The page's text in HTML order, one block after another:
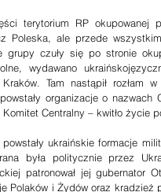
RP okupowanej
Poleska, ale przede
czuły się po stronie
wydawano
Tam nastąpił rozłam
organizacje o nazwach
Centralny – kwitło życie
ukraińskie formacje
była politycznie przez
patronował jej gubernator
Polaków i Żydów oraz kradzież